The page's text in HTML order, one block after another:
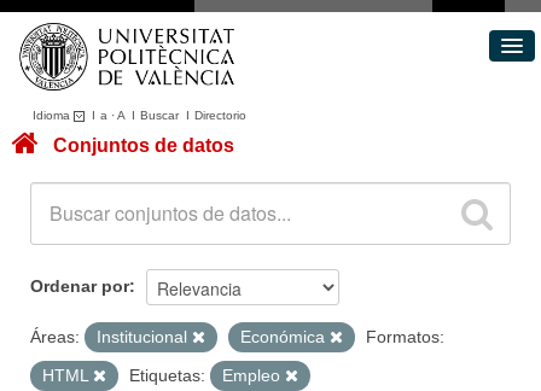
Idioma I a ·A I BuscarI Directorio
Conjuntos de datos
Acerca de
Portal de Transparencia
Conjuntos de datos
Ordenar por
Áreas: Institucional Económica
Formatos:
HTML
Etiquetas:
Empleo